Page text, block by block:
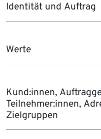
Identität und Auftrag
Werte
Kund:innen,
Teilnehmer:innen,
Zielgruppen